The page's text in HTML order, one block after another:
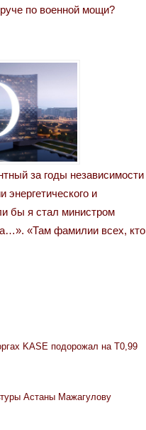
по военной мощи?
за годы независимости
энергетического и
бы я стал министром
«Там фамилии всех, кто
KASE подорожал на Т0,99
Астаны Мажагулову